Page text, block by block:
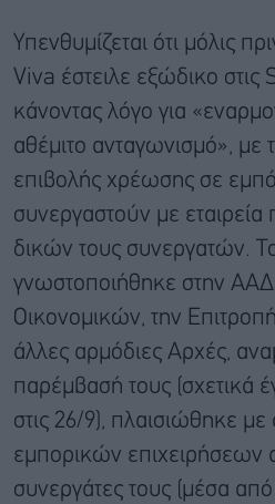
Υπενθυμίζεται ότι μόλις
Viva έστειλε εξώδικο
κάνοντας λόγο για
αθέμιτο ανταγωνισμό», με
επιβολής χρέωσης σε
συνεργαστούν με εταιρεία
δικών τους συνεργατών.
γνωστοποιήθηκε στην
Οικονομικών, την
άλλες αρμόδιες Αρχές,
παρέμβασή τους (σχετικά
στις 26/9), πλαισιώθηκε
εμπορικών επιχειρήσεων
συνεργάτες τους (μέσα